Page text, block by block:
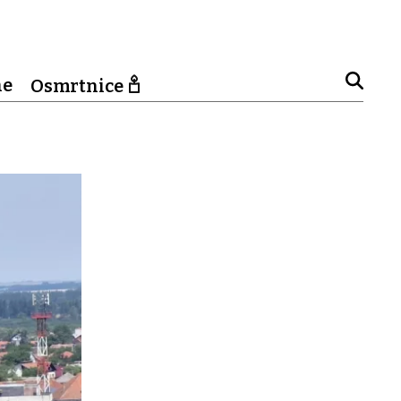
Osmrtnice